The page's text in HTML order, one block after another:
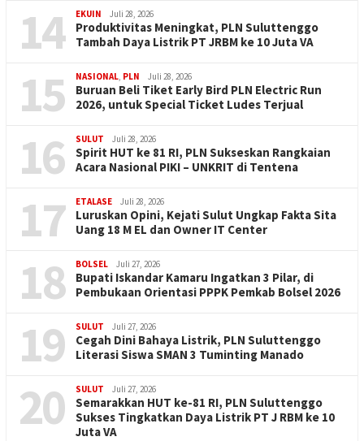
14 EKUIN Juli 28, 2026
Produktivitas Meningkat, PLN Suluttenggo
Tambah Daya Listrik PT JRBM ke 10 Juta VA
15 NASIONAL, PLN Juli 28, 2026
Buruan Beli Tiket Early Bird PLN Electric Run
2026, untuk Special Ticket Ludes Terjual
16 SULUT Juli 28, 2026
Spirit HUT ke 81 RI, PLN Sukseskan Rangkaian
Acara Nasional PIKI – UNKRIT di Tentena
17 ETALASE Juli 28, 2026
Luruskan Opini, Kejati Sulut Ungkap Fakta Sita
Uang 18 M EL dan Owner IT Center
18 BOLSEL Juli 27, 2026
Bupati Iskandar Kamaru Ingatkan 3 Pilar, di
Pembukaan Orientasi PPPK Pemkab Bolsel 2026
19 SULUT Juli 27, 2026
Cegah Dini Bahaya Listrik, PLN Suluttenggo
Literasi Siswa SMAN 3 Tuminting Manado
20 SULUT Juli 27, 2026
Semarakkan HUT ke-81 RI, PLN Suluttenggo
Sukses Tingkatkan Daya Listrik PT J RBM ke 10
Juta VA